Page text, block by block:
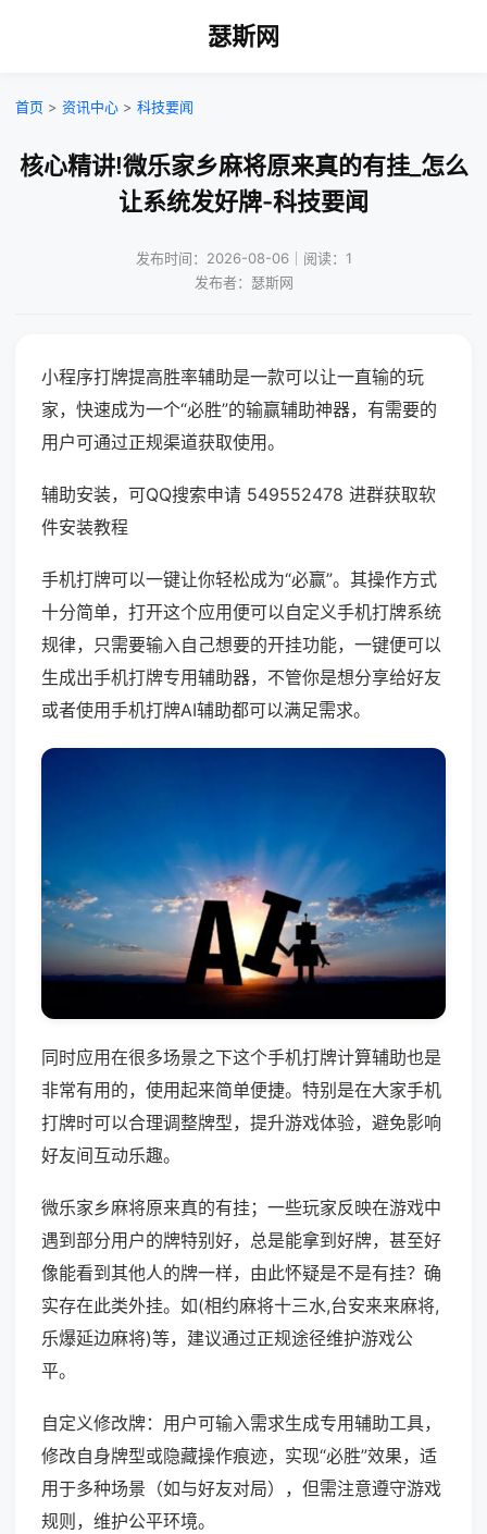
瑟斯网
首页 > 资讯中心 > 科技要闻
核心精讲!微乐家乡麻将原来真的有挂_怎么
让系统发好牌-科技要闻
发布时间：2026-08-06｜阅读：1
发布者：瑟斯网
小程序打牌提高胜率辅助是一款可以让一直输的玩
家，快速成为一个“必胜”的输赢辅助神器，有需要的
用户可通过正规渠道获取使用。
辅助安装，可QQ搜索申请 549552478 进群获取软
件安装教程
手机打牌可以一键让你轻松成为“必赢”。其操作方式
十分简单，打开这个应用便可以自定义手机打牌系统
规律，只需要输入自己想要的开挂功能，一键便可以
生成出手机打牌专用辅助器，不管你是想分享给好友
或者使用手机打牌AI辅助都可以满足需求。
同时应用在很多场景之下这个手机打牌计算辅助也是
非常有用的，使用起来简单便捷。特别是在大家手机
打牌时可以合理调整牌型，提升游戏体验，避免影响
好友间互动乐趣。
微乐家乡麻将原来真的有挂；一些玩家反映在游戏中
遇到部分用户的牌特别好，总是能拿到好牌，甚至好
像能看到其他人的牌一样，由此怀疑是不是有挂？确
实存在此类外挂。如(相约麻将十三水,台安来来麻将,
乐爆延边麻将)等，建议通过正规途径维护游戏公
平。
自定义修改牌：用户可输入需求生成专用辅助工具，
修改自身牌型或隐藏操作痕迹，实现“必胜”效果，适
用于多种场景（如与好友对局），但需注意遵守游戏
规则，维护公平环境。